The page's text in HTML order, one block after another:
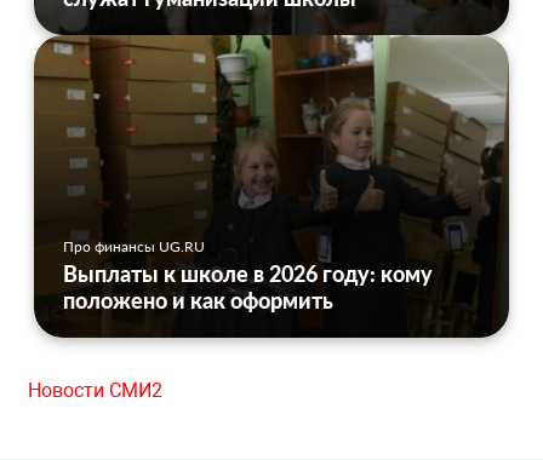
Про финансы UG.RU
Выплаты к школе в 2026 году: кому
положено и как оформить
Новости СМИ2